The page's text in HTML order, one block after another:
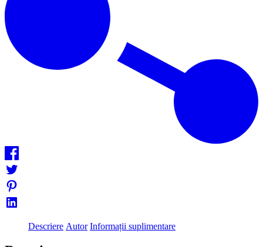
Descriere Autor Informații suplimentare